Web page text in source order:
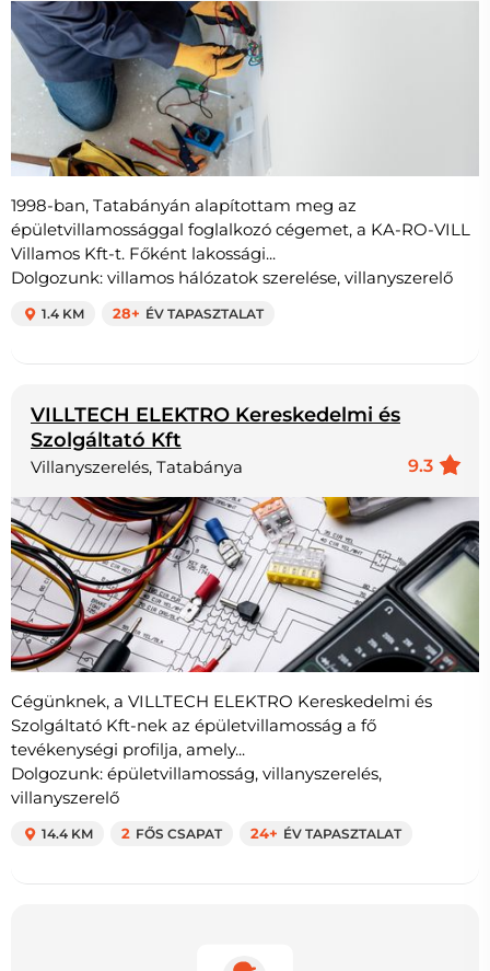
1998-ban, Tatabányán alapítottam meg az
épületvillamossággal foglalkozó cégemet, a KA-RO-VILL
Villamos Kft-t. Főként lakossági...
Dolgozunk: villamos hálózatok szerelése, villanyszerelő
1.4 KM 28+ ÉV TAPASZTALAT
VILLTECH ELEKTRO Kereskedelmi és
Szolgáltató Kft
9.3
Villanyszerelés, Tatabánya
Cégünknek, a VILLTECH ELEKTRO Kereskedelmi és
Szolgáltató Kft-nek az épületvillamosság a fő
tevékenységi profilja, amely...
Dolgozunk: épületvillamosság, villanyszerelés,
villanyszerelő
14.4 KM 2 FŐS CSAPAT 24+ ÉV TAPASZTALAT